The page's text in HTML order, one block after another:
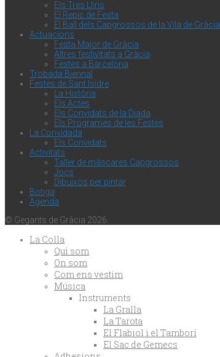
Els Tres Lliris
El Repic de Festa
El Ball dels Capgrossos de la Vila de Gràcia
Actuacions
Festa Major de Gràcia
Altres festivitats a Gràcia
Festes a Barcelona
Trobada Biennal
Festes de Sant Isidre
La Història
Els Actes
Els Convidats de la Diada
Els Programes de les Festes
La Convidada
Els Convidats
Activitats
Taller de màscares Capgrossos
Jocs
Dibuixos per pintar
Botiga
Agenda
© Gegants de Gràcia 2026.
La Colla
Qui som
On som
Com ens vestim
Música
Instruments
La Gralla
La Tarota
El Flabiol i el Tamborí
El Sac de Gemecs